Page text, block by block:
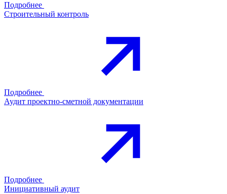
Подробнее
Строительный контроль
Подробнее
Аудит проектно-сметной документации
Подробнее
Инициативный аудит